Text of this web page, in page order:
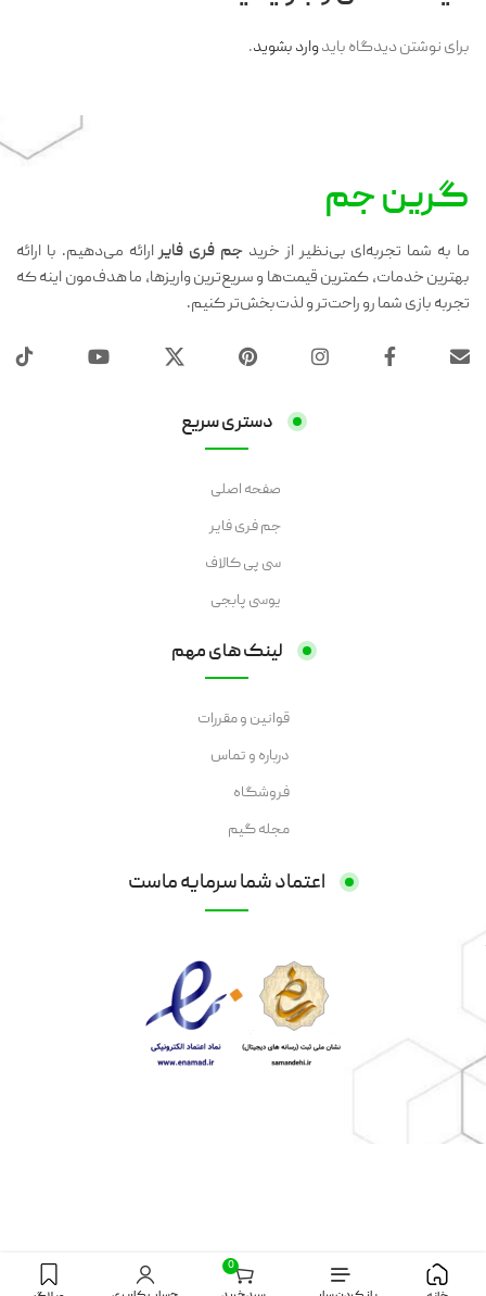
برای نوشتن دیدگاه بایدوارد بشوید.
گرین جم
ما به شما تجربه‌ای بی‌نظیر از خرید جم فری فایرارائه می‌دهیم. با ارائه
بهترین خدمات، کمترین قیمت‌ها و سریع‌ترین واریزها، ما هدف‌مون اینه که
تجربه بازی شما رو راحت‌تر و لذت‌بخش‌تر کنیم.
دستری سریع
صفحه اصلی
جم فری فایر
سی پی کالاف
یوسی پابجی
لینک های مهم
قوانین و مقررات
درباره و تماس
فروشگاه
مجله گیم
اعتماد شما سرمایه ماست
0